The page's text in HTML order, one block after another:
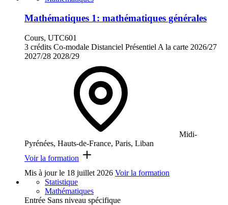
Mathématiques 1: mathématiques générales
Cours, UTC601
3 crédits Co-modale Distanciel Présentiel A la carte 2026/27
2027/28 2028/29
Midi-
Pyrénées, Hauts-de-France, Paris, Liban
Voir la formation
Mis à jour le 18 juillet 2026 Voir la formation
Statistique
Mathématiques
Entrée Sans niveau spécifique